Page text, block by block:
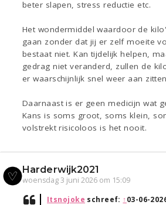
beter slapen, stress reductie etc.
Het wondermiddel waardoor de
gaan zonder dat jij er zelf moeite
bestaat niet. Kan tijdelijk helpen,
gedrag niet veranderd, zullen de
er waarschijnlijk snel weer aan
Daarnaast is er geen medicijn wat
Kans is soms groot, soms klein,
volstrekt risicoloos is het nooit.
Harderwijk2021
woensdag 3 juni 2026 om 15:09
Itsnojoke schreef: ↑03-06-